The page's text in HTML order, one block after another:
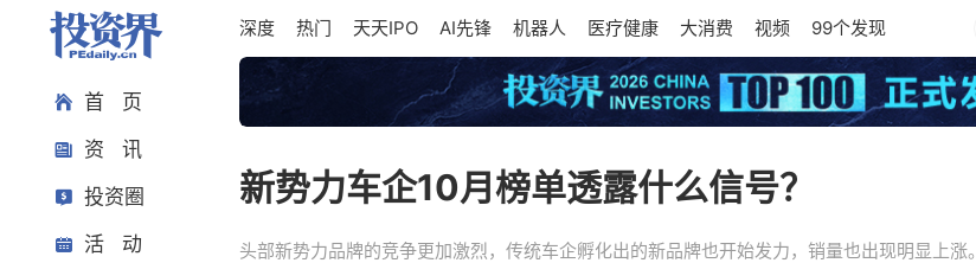
首 页
资 讯
投资圈
活 动
深度 热门 天天IPO AI先锋 机器人 医疗健康 大消费 视频 99个发现
新势力车企10月榜单透露什么信号？
头部新势力品牌的竞争更加激烈，传统车企孵化出的新品牌也开始发力，销量也出现明显上涨。